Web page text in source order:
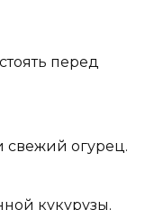
перед
свежий огурец.
кукурузы.